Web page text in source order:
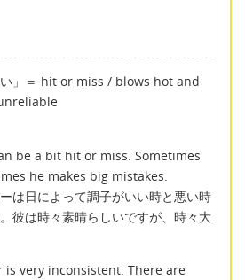
い」＝ hit or miss / blows hot and
be a bit hit or miss. Sometimes
he makes big mistakes.
は日によって調子がいい時と悪い時
彼は時々素晴らしいですが、時々大
is very inconsistent. There are